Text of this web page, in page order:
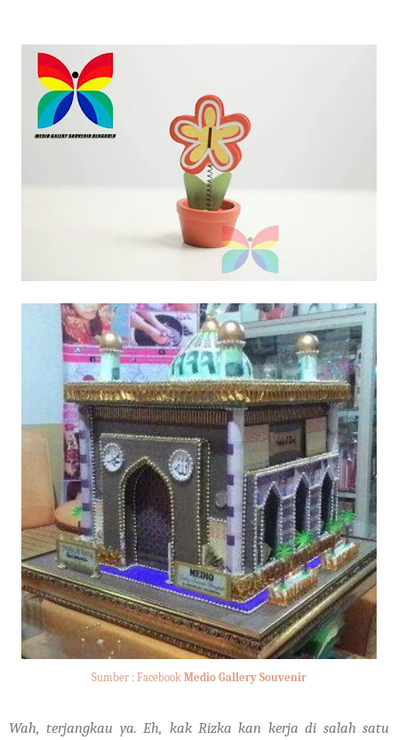
Sumber : Facebook Medio Gallery Souvenir
Wah, terjangkau ya. Eh, kak Rizka kan kerja di salah satu